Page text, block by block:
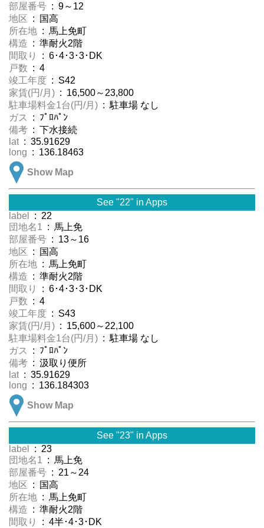
部屋番号 : 9～12
地区 : 国高
所在地 : 馬上免町
構造 : 準耐火2階
間取り
: 6･4･3･3･DK
戸数 : 4
竣工年度 : S42
家賃(円/月) : 16,500～23,800
駐車場料金1台(円/月) : 駐車場 なし
ガス
: ﾌﾟﾛﾊﾟﾝ
備考 : 下水接続
lat : 35.91629
long : 136.18463
Show Map
See "22" in Apps
label
: 22
団地名1 : 馬上免
部屋番号 : 13～16
地区 : 国高
所在地 : 馬上免町
構造 : 準耐火2階
間取り
: 6･4･3･3･DK
戸数 : 4
竣工年度 : S43
家賃(円/月) : 15,600～22,100
駐車場料金1台(円/月) : 駐車場 なし
ガス
: ﾌﾟﾛﾊﾟﾝ
備考 : 汲取り便所
lat : 35.91629
long : 136.184303
Show Map
See "23" in Apps
label
: 23
団地名1 : 馬上免
部屋番号 : 21～24
地区 : 国高
所在地 : 馬上免町
構造 : 準耐火2階
間取り
: 4半･4･3･DK